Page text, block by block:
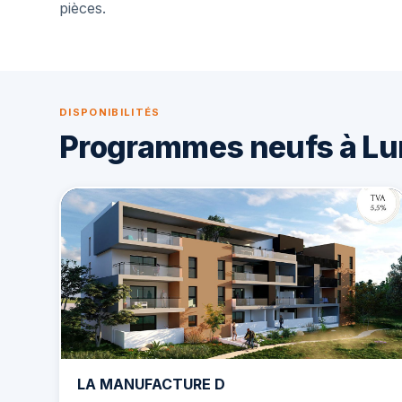
pièces.
DISPONIBILITÉS
Programmes neufs à
LA MANUFACTURE D